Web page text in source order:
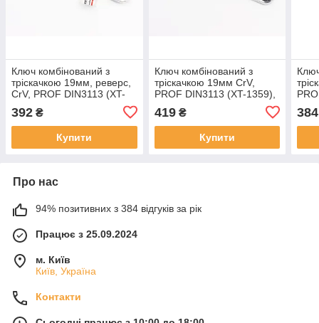
Ключ комбінований з
тріскачкою 19мм, реверс,
CrV, PROF DIN3113 (XT-
1319), Ручний інструмент,
SV-702363
392 ₴
Купити
Ключ комбінований з
тріскачкою 19мм CrV,
PROF DIN3113 (XT-1359),
702354
419₴
Купити
384
Про нас
94% позитивних з 384 відгуків за рік
Працює з 25.09.2024
м. Київ
Київ, Україна
Контакти